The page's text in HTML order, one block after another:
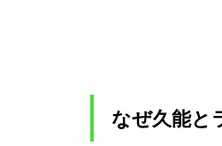
なっ
た？
なぜ久能と